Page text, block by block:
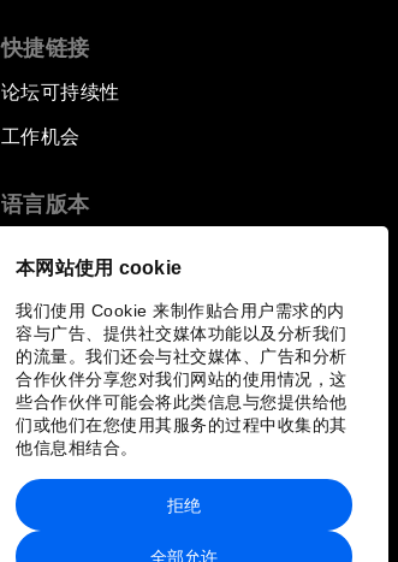
本网站使用 cookie
我们使用 Cookie 来制作贴合用户需求的内
容与广告、提供社交媒体功能以及分析我们
的流量。我们还会与社交媒体、广告和分析
合作伙伴分享您对我们网站的使用情况，这
些合作伙伴可能会将此类信息与您提供给他
们或他们在您使用其服务的过程中收集的其
他信息相结合。
全部允许
拒绝
快捷链接
论坛可持续性
工作机会
语言版本